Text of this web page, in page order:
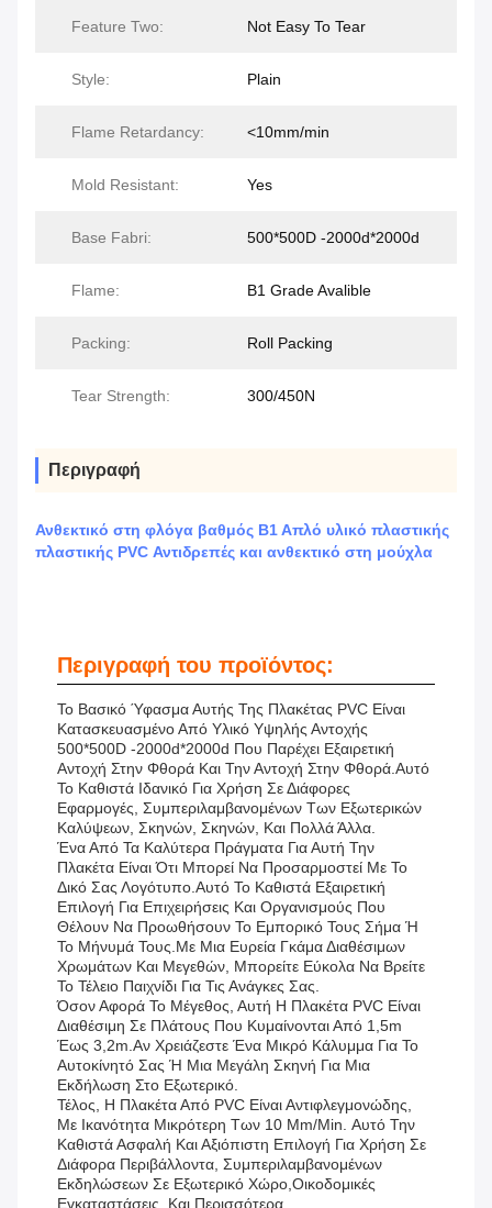
Feature Two: Not Easy To Tear
Style: Plain
Flame Retardancy: <10mm/min
Mold Resistant: Yes
Base Fabri: 500*500D -2000d*2000d
Flame: B1 Grade Avalible
Packing: Roll Packing
Tear Strength: 300/450N
Περιγραφή
Ανθεκτικό στη φλόγα βαθμός Β1 Απλό υλικό πλαστικής
πλαστικής PVC Αντιδρεπές και ανθεκτικό στη μούχλα
Περιγραφή του προϊόντος:
Το Βασικό Ύφασμα Αυτής Της Πλακέτας PVC Είναι
Κατασκευασμένο Από Υλικό Υψηλής Αντοχής
500*500D -2000d*2000d Που Παρέχει Εξαιρετική
Αντοχή Στην Φθορά Και Την Αντοχή Στην Φθορά.Αυτό
Το Καθιστά Ιδανικό Για Χρήση Σε Διάφορες
Εφαρμογές, Συμπεριλαμβανομένων Των Εξωτερικών
Καλύψεων, Σκηνών, Σκηνών, Και Πολλά Άλλα.
Ένα Από Τα Καλύτερα Πράγματα Για Αυτή Την
Πλακέτα Είναι Ότι Μπορεί Να Προσαρμοστεί Με Το
Δικό Σας Λογότυπο.Αυτό Το Καθιστά Εξαιρετική
Επιλογή Για Επιχειρήσεις Και Οργανισμούς Που
Θέλουν Να Προωθήσουν Το Εμπορικό Τους Σήμα Ή
Το Μήνυμά Τους.Με Μια Ευρεία Γκάμα Διαθέσιμων
Χρωμάτων Και Μεγεθών, Μπορείτε Εύκολα Να Βρείτε
Το Τέλειο Παιχνίδι Για Τις Ανάγκες Σας.
Όσον Αφορά Το Μέγεθος, Αυτή Η Πλακέτα PVC Είναι
Διαθέσιμη Σε Πλάτους Που Κυμαίνονται Από 1,5m
Έως 3,2m.αν Χρειάζεστε Ένα Μικρό Κάλυμμα Για Το
Αυτοκίνητό Σας Ή Μια Μεγάλη Σκηνή Για Μια
Εκδήλωση Στο Εξωτερικό.
Τέλος, Η Πλακέτα Από PVC Είναι Αντιφλεγμονώδης,
Με Ικανότητα Μικρότερη Των 10 Mm/min. Αυτό Την
Καθιστά Ασφαλή Και Αξιόπιστη Επιλογή Για Χρήση Σε
Διάφορα Περιβάλλοντα, Συμπεριλαμβανομένων
Εκδηλώσεων Σε Εξωτερικό Χώρο,οικοδομικές
Εγκαταστάσεις, Και Περισσότερα.